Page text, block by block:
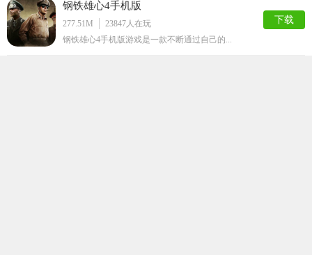
钢铁雄心4手机版
277.51M 23847人在玩
钢铁雄心4手机版游戏是一款不断通过自己的...
下载